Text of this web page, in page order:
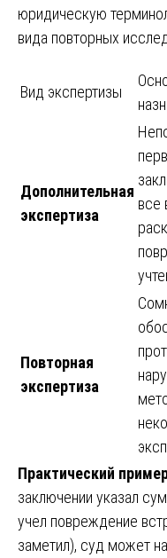
юридическую
вида повторных
Вид экспертизы
Дополнительная
экспертиза
все
Повторная
экспертиза
Практический
заключении указал
учел повреждение
заметил), суд может